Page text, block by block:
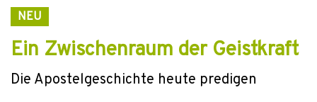
NEU
Ein Zwischenraum der Geistkraft
Die Apostelgeschichte heute predigen